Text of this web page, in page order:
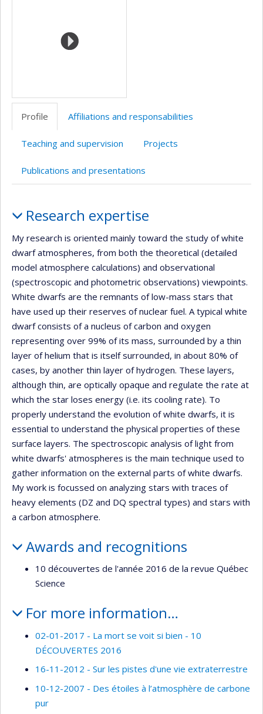
recherche
Profile Affiliations and responsabilities
Teaching and supervision Projects
Publications and presentations
Research expertise
My research is oriented mainly toward the study of white
dwarf atmospheres, from both the theoretical (detailed
model atmosphere calculations) and observational
(spectroscopic and photometric observations) viewpoints.
White dwarfs are the remnants of low-mass stars that
have used up their reserves of nuclear fuel. A typical white
dwarf consists of a nucleus of carbon and oxygen
representing over 99% of its mass, surrounded by a thin
layer of helium that is itself surrounded, in about 80% of
cases, by another thin layer of hydrogen. These layers,
although thin, are optically opaque and regulate the rate at
which the star loses energy (i.e. its cooling rate). To
properly understand the evolution of white dwarfs, it is
essential to understand the physical properties of these
surface layers. The spectroscopic analysis of light from
white dwarfs' atmospheres is the main technique used to
gather information on the external parts of white dwarfs.
My work is focussed on analyzing stars with traces of
heavy elements (DZ and DQ spectral types) and stars with
a carbon atmosphere.
Awards and recognitions
10 découvertes de l'année 2016 de la revue Québec
Science
For more information…
02-01-2017 - La mort se voit si bien - 10
DÉCOUVERTES 2016
16-11-2012 - Sur les pistes d'une vie extraterrestre
10-12-2007 - Des étoiles à l’atmosphère de carbone
pur